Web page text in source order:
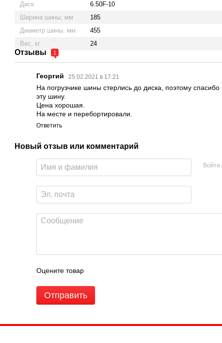
Диск
6.50F-10
Ширина шины, мм
185
Диаметр шины, мм
455
Вес, кг
24
Отзывы 1
Георгий 25.02.2021 в 17:21
На погрузчике шины стерлись до диска, поэтому
эту шину.
Цена хорошая.
На месте и перебортировали.
Ответить
Новый отзыв или комментарий
Оцените товар
Отправить